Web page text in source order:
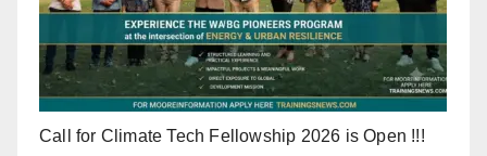
Call for Climate Tech Fellowship 2026 is Open !!!